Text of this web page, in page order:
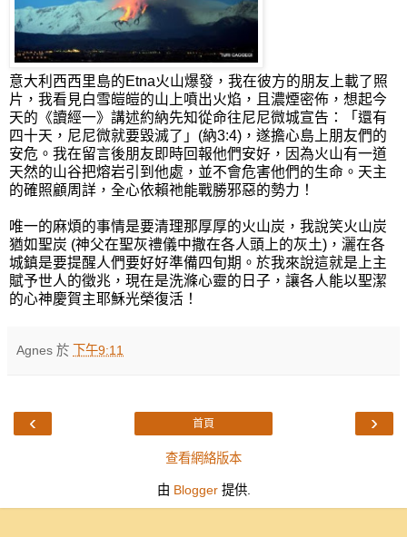
意大利西西里島的Etna火山爆發，我在彼方的朋友上載了照
片，我看見白雪皚皚的山上噴出火焰，且濃煙密佈，想起今
天的《讀經一》講述約納先知從命往尼尼微城宣告：「還有
四十天，尼尼微就要毀滅了」(納3:4)，遂擔心島上朋友們的
安危。我在留言後朋友即時回報他們安好，因為火山有一道
天然的山谷把熔岩引到他處，並不會危害他們的生命。天主
的確照顧周詳，全心依賴祂能戰勝邪惡的勢力！
唯一的麻煩的事情是要清理那厚厚的火山炭，我說笑火山炭
猶如聖炭 (神父在聖灰禮儀中撒在各人頭上的灰土)，灑在各
城鎮是要提醒人們要好好準備四旬期。於我來說這就是上主
賦予世人的徵兆，現在是洗滌心靈的日子，讓各人能以聖潔
的心神慶賀主耶穌光榮復活！
Agnes 於 下午9:11
‹ ›
首頁
查看網絡版本
由 Blogger提供.